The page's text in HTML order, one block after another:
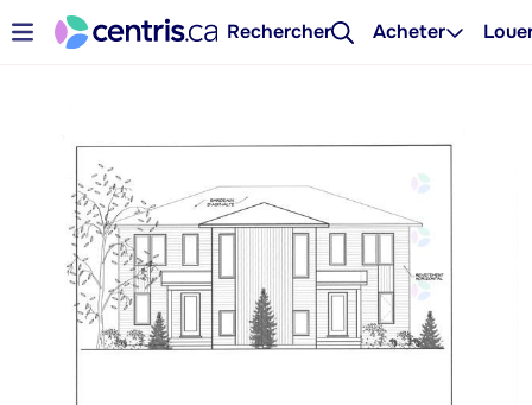
Rechercher Acheter